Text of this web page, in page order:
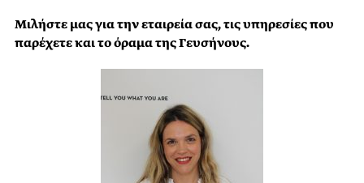
Μιλήστε μας για την εταιρεία σας, τις υπηρεσίες που
παρέχετε και το όραμα της Γευσήνους.